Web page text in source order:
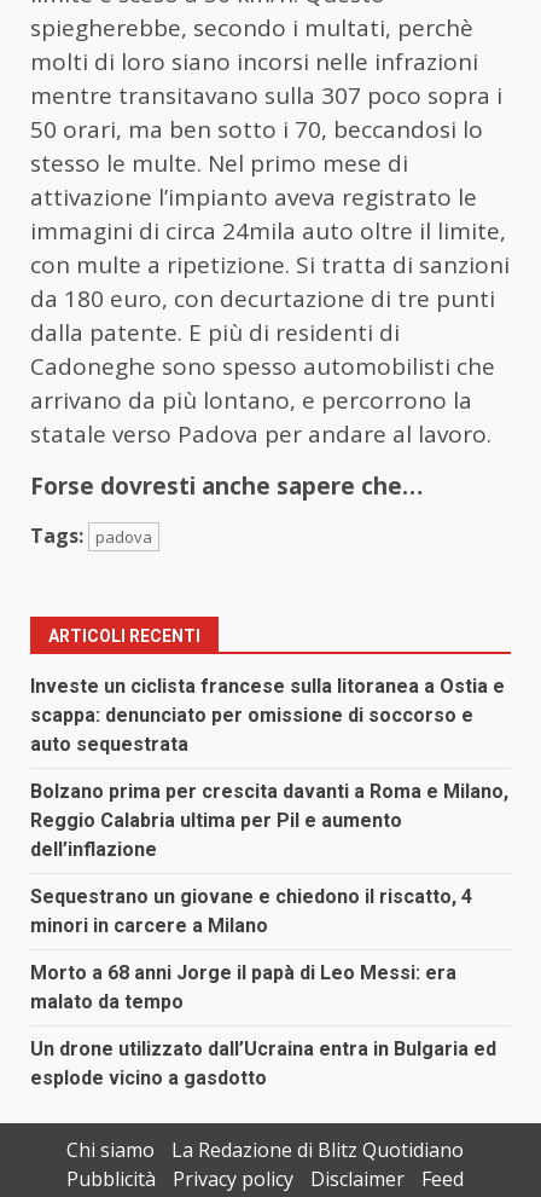
spiegherebbe, secondo i multati, perchè
molti di loro siano incorsi nelle infrazioni
mentre transitavano sulla 307 poco sopra i
50 orari, ma ben sotto i 70, beccandosi lo
stesso le multe. Nel primo mese di
attivazione l’impianto aveva registrato le
immagini di circa 24mila auto oltre il limite,
con multe a ripetizione. Si tratta di sanzioni
da 180 euro, con decurtazione di tre punti
dalla patente. E più di residenti di
Cadoneghe sono spesso automobilisti che
arrivano da più lontano, e percorrono la
statale verso Padova per andare al lavoro.
Forse dovresti anche sapere che…
Tags: padova
ARTICOLI RECENTI
Investe un ciclista francese sulla litoranea a Ostia e
scappa: denunciato per omissione di soccorso e
auto sequestrata
Bolzano prima per crescita davanti a Roma e Milano,
Reggio Calabria ultima per Pil e aumento
dell’inflazione
Sequestrano un giovane e chiedono il riscatto, 4
minori in carcere a Milano
Morto a 68 anni Jorge il papà di Leo Messi: era
malato da tempo
Un drone utilizzato dall’Ucraina entra in Bulgaria ed
esplode vicino a gasdotto
Chi siamo
La Redazione di Blitz Quotidiano
Pubblicità
Privacy policy Disclaimer Feed